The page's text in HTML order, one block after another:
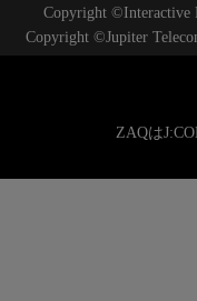
Copyright ©Interactive
Copyright ©Jupiter
ZAQは